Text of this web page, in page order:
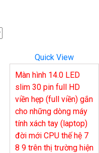
Quick View
Màn hình 14.0 LED
slim 30 pin full HD
viền hẹp (full viền) gắn
cho những dòng máy
tính xách tay (laptop)
đời mới CPU thế hệ 7
8 9 trên thị trường hiện